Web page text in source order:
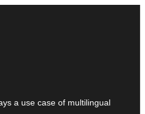
a use case of multilingual